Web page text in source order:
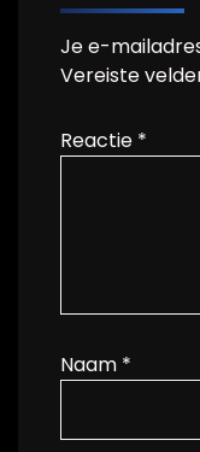
Je e-
Vereiste
Reactie *
Naam *